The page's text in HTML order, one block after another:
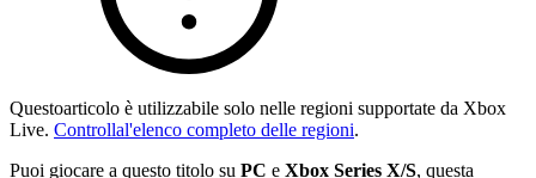
Questoarticolo è utilizzabile solo nelle regioni supportate da Xbox
Live. Controllal'elenco completo delle regioni.
Puoi giocare a questo titolo su PC e Xbox Series X/S, questa